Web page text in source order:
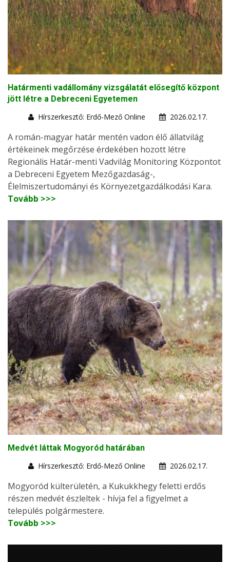
Határmenti vadállomány vizsgálatát elősegítő központ
jött létre a Debreceni Egyetemen
Hírszerkesztő: Erdő-Mező Online
2026.02.17.
A román-magyar határ mentén vadon élő állatvilág
értékeinek megőrzése érdekében hozott létre
Regionális Határ-menti Vadvilág Monitoring Központot
a Debreceni Egyetem Mezőgazdaság-,
Élelmiszertudományi és Környezetgazdálkodási Kara.
Tovább >>>
Medvét láttak Mogyoród határában
Hírszerkesztő: Erdő-Mező Online
2026.02.17.
Mogyoród külterületén, a Kukukkhegy feletti erdős
részen medvét észleltek - hívja fel a figyelmet a
település polgármestere.
Tovább >>>